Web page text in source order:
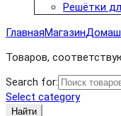
Решётки
ГлавнаяМагазин
Товаров,
Search for:
Select category
Найти